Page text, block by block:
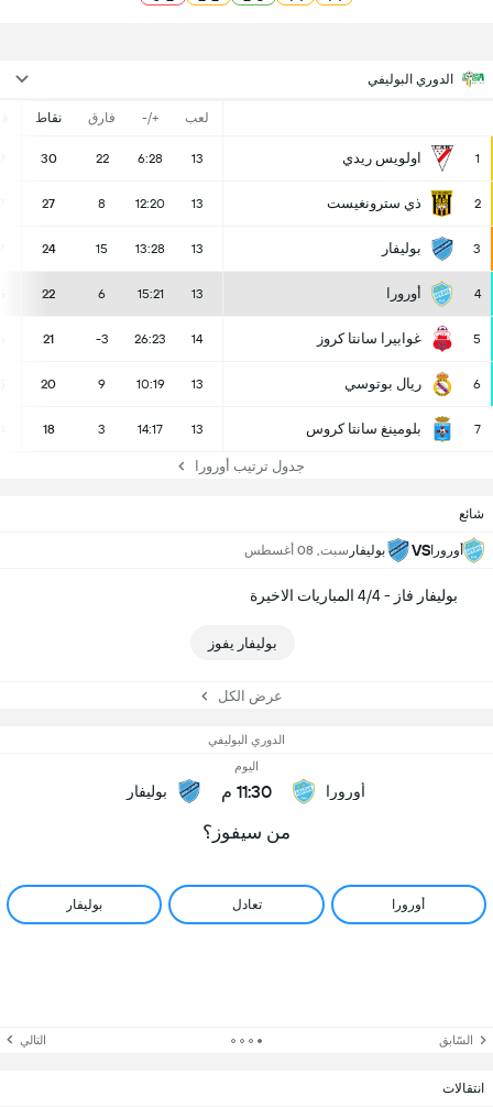
الدوري البوليفي
لعب +/- فارق نقاط
1 اولويس ريدي 13
6:28
22
30
2 ذي سترونغيست 13
12:20
8
27
3 بوليفار 13
13:28
15
24
4 أورورا 13
15:21
6
22
5 غوابيرا سانتا كروز 14
26:23
-3
21
6 ريال بوتوسي 13
10:19
9
20
7 بلومينغ سانتا كروس 13
14:17
3
18
جدول ترتيب أورورا
شائع
أوروراVS بوليفار سبت, 08 أغسطس
بوليفار فاز - 4/4 المباريات الاخيرة
بوليفار يفوز
عرض الكل
الدوري البوليفي
أورورا
اليوم
11:30 م بوليفار
من سيفوز؟
أورورا تعادل بوليفار
السّابق التالي
انتقالات